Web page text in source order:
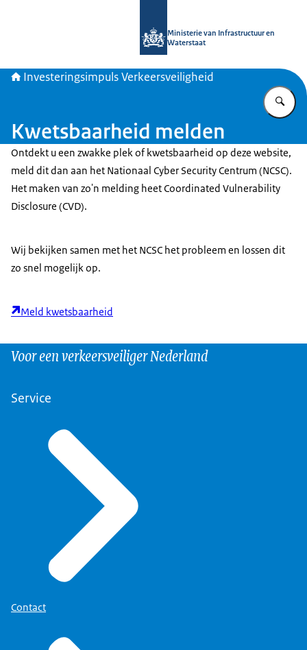
Ministerie van Infrastructuur en
Waterstaat
Investeringsimpuls Verkeersveiligheid
Kwetsbaarheid melden
Ontdekt u een zwakke plek of kwetsbaarheid op deze website,
meld dit dan aan het Nationaal Cyber SecurityCentrum (NCSC).
Het maken van zo'n melding heetCoordinated Vulnerability
Disclosure (CVD).
Wij bekijken samen met het NCSC het probleem en lossen dit
zo snel mogelijk op.
Meld kwetsbaarheid
Voor een verkeersveiliger Nederland
Service
Contact